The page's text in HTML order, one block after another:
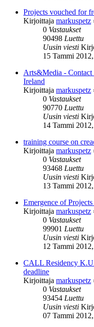
Projects vouched for
Kirjoittaja markuspetz
0 Vastaukset
90498 Luettu
Uusin viesti
15 Tammi
Arts&Media - Contact
Ireland
Kirjoittaja markuspetz
0 Vastaukset
90770 Luettu
Uusin viesti
14 Tammi
training course on
Kirjoittaja markuspetz
0 Vastaukset
93468 Luettu
Uusin viesti
13 Tammi
Emergence of
Kirjoittaja markuspetz
0 Vastaukset
99901 Luettu
Uusin viesti
12 Tammi
CALL Residency
deadline
Kirjoittaja markuspetz
0 Vastaukset
93454 Luettu
Uusin viesti
07 Tammi